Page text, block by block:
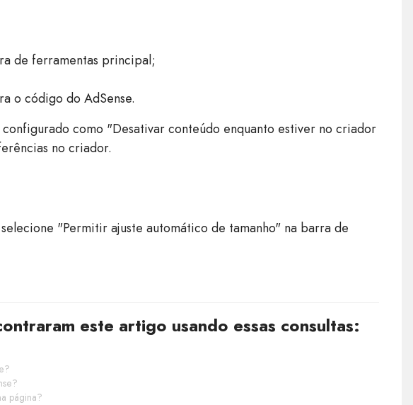
de ferramentas principal;
o código do AdSense.
como "Desativar conteúdo enquanto estiver no criador
no criador.
"Permitir ajuste automático de tamanho" na barra de
este artigo usando essas consultas:
página?